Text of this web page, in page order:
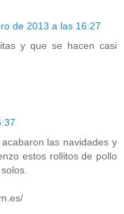
de 2013 a las 16:27
y que se hacen casi
las navidades y
estos rollitos de pollo